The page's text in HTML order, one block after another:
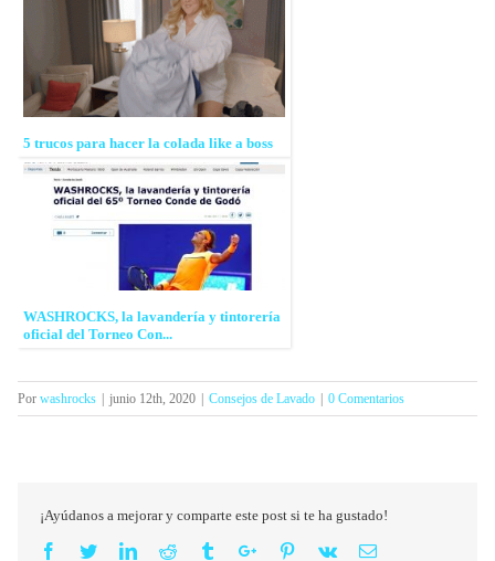
5 trucos para hacer la colada like a boss
WASHROCKS, la lavandería y tintorería
oficial del Torneo Con...
Por washrocks junio 12th, 2020 Consejos de Lavado 0 Comentarios
¡Ayúdanos a mejorar y comparte este post si te ha gustado!
Facebook
TwitterLinkedinReddit TumblrGoogle+Pinterest
Vk Email